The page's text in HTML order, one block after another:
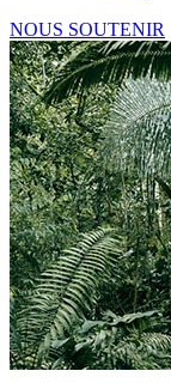
NOUS SOUTENIR